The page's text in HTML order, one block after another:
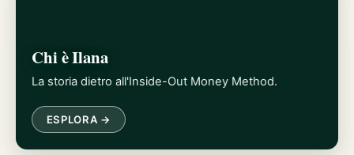
Chi è Ilana
La storia dietro all'Inside-Out Money Method.
ESPLORA →